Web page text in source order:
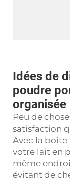
Idées de
poudre
organisée
Peu de
satisfaction
Avec la
votre lait en
même
évitant de